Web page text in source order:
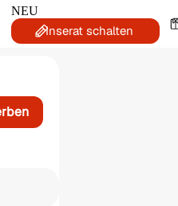
NEU
Inserat schalten